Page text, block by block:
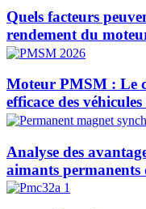
Quels facteurs
rendement du
Moteur PMSM : Le
efficace des
Analyse des
aimants permanents